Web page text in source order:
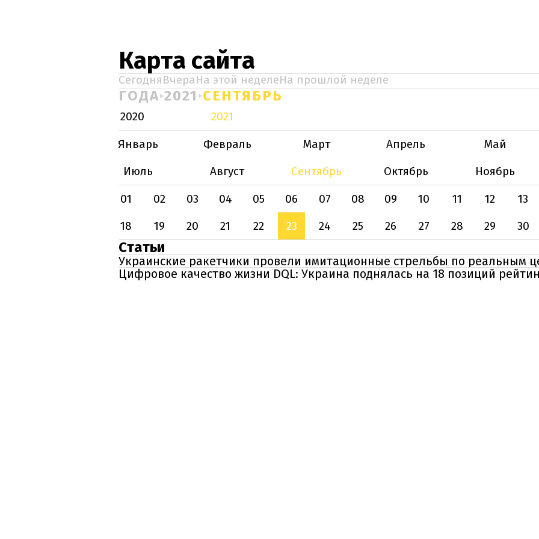
Карта сайта
СегодняВчераНа этой неделеНа прошлой неделе
ГОДА 2021 СЕНТЯБРЬ
2020
2021
Январь
Февраль Март Апрель
Май
Июль
Август Сентябрь Октябрь
Ноябрь
01
02 03 04 05 06 07 08 09 10 11 12
13
18
19 20 21 22 23 24 25 26 27 28 29 30
Статьи
Украинские ракетчики провели имитационные стрельбы по реальным
Цифровое качество жизни DQL: Украина поднялась на 18 позиций